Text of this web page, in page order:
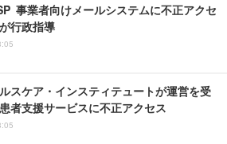
事業者向けメールシステムに不正アクセ
行政指導
スケア・インスティテュートが運営を受
者支援サービスに不正アクセス